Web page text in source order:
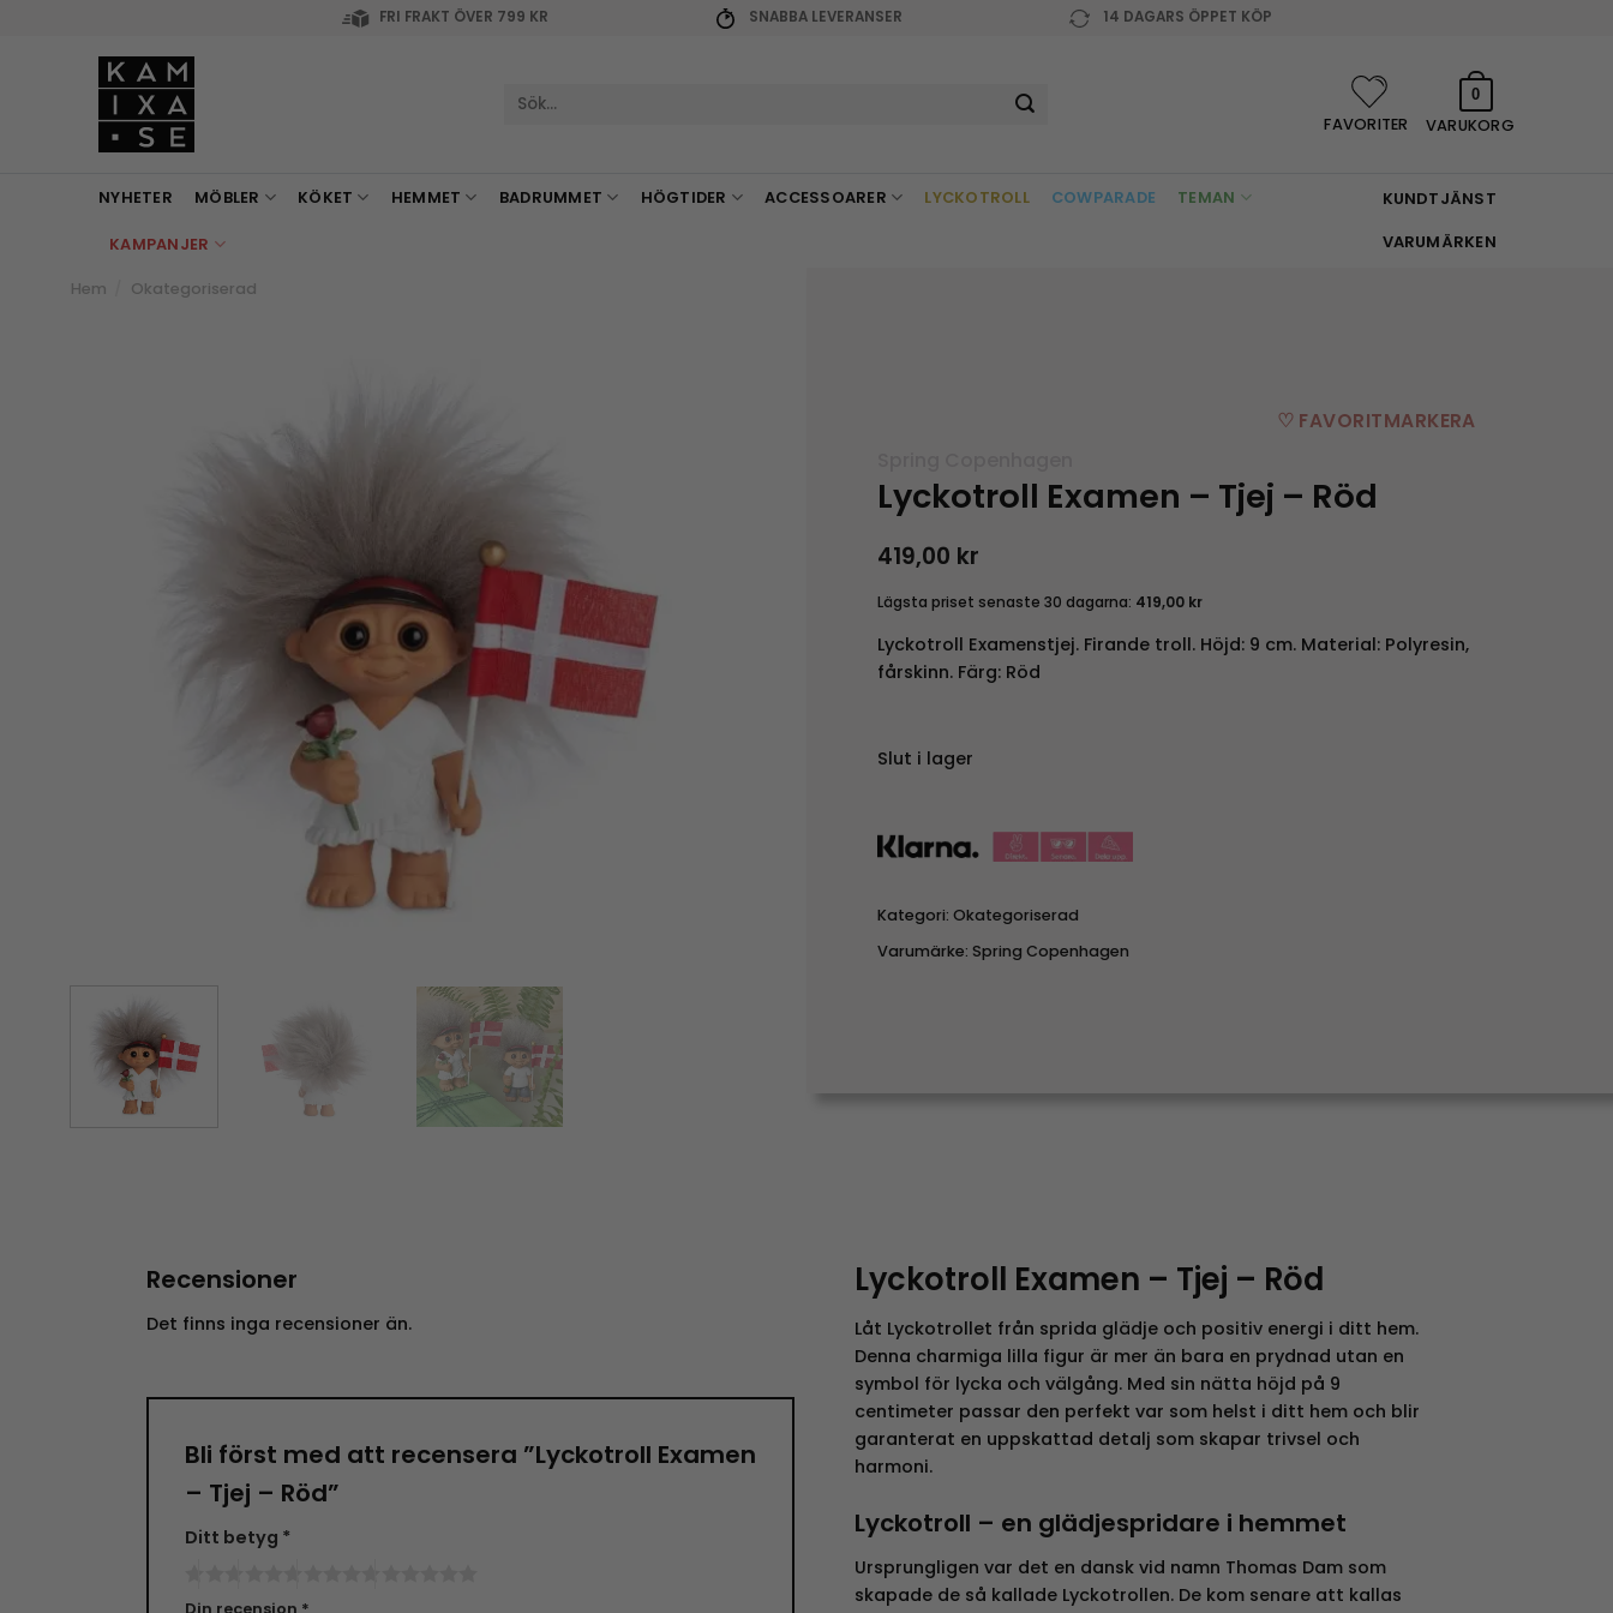
FRI FRAKT ÖVER 799 KR SNABBA LEVERANSER 14 DAGARS ÖPPET KÖP
Sök
FAVORITER VARUKORG
0
NYHETER MÖBLER KÖKET HEMMET BADRUMMET HÖGTIDER ACCESSOARER LYCKOTROLL COWPARADE TEMAN
KAMPANJER
KUNDTJÄNST
VARUMÄRKEN
Hem Okategoriserad
♡ FAVORITMARKERA
Lyckotroll Examen – Tjej – Röd
419,00 kr
Lägsta priset senaste 30 dagarna: 419,00 kr
Lyckotroll Examenstjej. Firande troll. Höjd: 9 cm. Material: Polyresin,
fårskinn. Färg: Röd
Slut i lager
Kategori: Okategoriserad
Varumärke: Spring Copenhagen
Recensioner
Det finns inga recensioner än.
Bli först med att recensera ”Lyckotroll Examen
– Tjej – Röd”
Ditt betyg *
Lyckotroll Examen – Tjej – Röd
Låt Lyckotrollet från sprida glädje och positiv energi i ditt hem.
Denna charmiga lilla figur är mer än bara en prydnad utan en
symbol för lycka och välgång. Med sin nätta höjd på 9
centimeter passar den perfekt var som helst i ditt hem och blir
garanterat en uppskattad detalj som skapar trivsel och
harmoni.
Lyckotroll – en glädjespridare i hemmet
Ursprungligen var det en dansk vid namn Thomas Dam som
skapade de så kallade Lyckotrollen. De kom senare att kallas